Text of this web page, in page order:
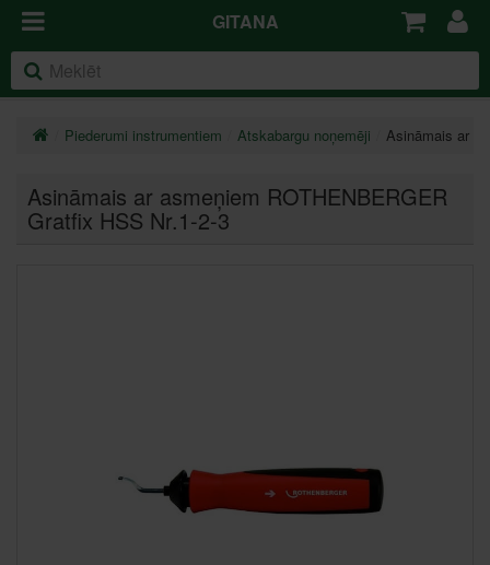
GITANA
Piederumi instrumentiem Atskabargu noņemēji Asināmais ar
Asināmais ar asmeņiem ROTHENBERGER
Gratfix HSS Nr.1-2-3